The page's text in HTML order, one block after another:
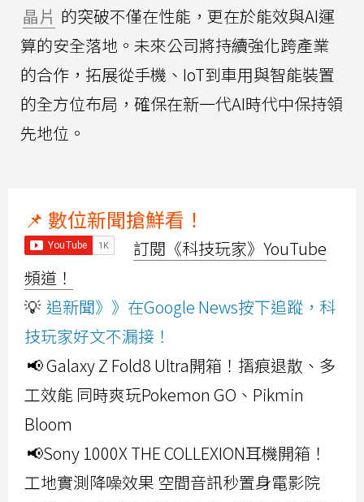
晶片 的突破不僅在性能，更在於能效與AI運
算的安全落地。未來公司將持續強化跨產業
的合作，拓展從手機、IoT到車用與智能裝置
的全方位布局，確保在新一代AI時代中保持領
先地位。
📌 數位新聞搶鮮看！
訂閱《科技玩家》YouTube
頻道！
💡 追新聞》》在Google News按下追蹤，科
技玩家好文不漏接！
📢 Galaxy Z Fold8 Ultra開箱！摺痕退散、多
工效能 同時爽玩Pokemon GO、Pikmin
Bloom
📢Sony 1000X THE COLLEXION耳機開箱！
工地實測降噪效果 空間音訊秒置身電影院